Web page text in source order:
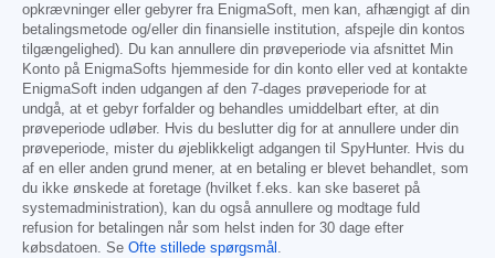
opkrævninger eller gebyrer fra EnigmaSoft, men kan, afhængigt af din
betalingsmetode og/eller din finansielle institution, afspejle din kontos
tilgængelighed). Du kan annullere din prøveperiode via afsnittet Min
Konto på EnigmaSofts hjemmeside for din konto eller ved at kontakte
EnigmaSoft inden udgangen af den 7-dages prøveperiode for at
undgå, at et gebyr forfalder og behandles umiddelbart efter, at din
prøveperiode udløber. Hvis du beslutter dig for at annullere under din
prøveperiode, mister du øjeblikkeligt adgangen til SpyHunter. Hvis du
af en eller anden grund mener, at en betaling er blevet behandlet, som
du ikke ønskede at foretage (hvilket f.eks. kan ske baseret på
systemadministration), kan du også annullere og modtage fuld
refusion for betalingen når som helst inden for 30 dage efter
købsdatoen. Se Ofte stillede spørgsmål .